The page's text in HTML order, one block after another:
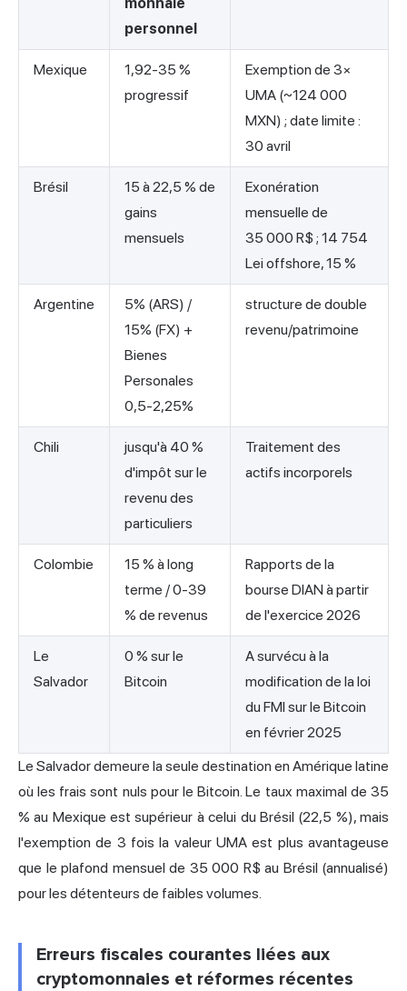
personnel
Mexique
1,92-35 %
progressif
Exemption de 3×
UMA (~124 000
MXN) ; date limite :
30 avril
Brésil
15 à 22,5 % de
gains
mensuels
Exonération
mensuelle de
35 000 R$ ; 14 754
Lei offshore, 15 %
Argentine
5% (ARS) /
15% (FX) +
Bienes
Personales
0,5-2,25%
structure de double
revenu/patrimoine
Chili
jusqu'à 40 %
d'impôt sur le
revenu des
particuliers
Traitement des
actifs incorporels
Colombie
15 % à long
terme / 0-39
% de revenus
Rapports de la
bourse DIAN à partir
de l'exercice 2026
Le
Salvador
0 % sur le
Bitcoin
A survécu à la
modification de la loi
du FMI sur le Bitcoin
en février 2025
Le Salvador demeure la seule destination en Amérique latine
où les frais sont nuls pour le Bitcoin. Le taux maximal de 35
% au Mexique est supérieur à celui du Brésil (22,5 %), mais
l'exemption de 3 fois la valeur UMA est plus avantageuse
que le plafond mensuel de 35 000 R$ au Brésil (annualisé)
pour les détenteurs de faibles volumes.
Erreurs fiscales courantes liées aux
cryptomonnaies et réformes récentes